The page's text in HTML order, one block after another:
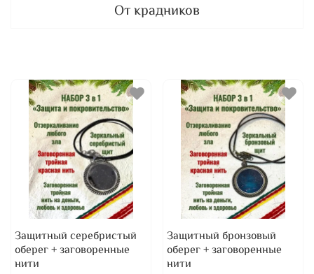
От крадников
Защитный серебристый
оберег + заговоренные
нити
Защитный бронзовый
оберег + заговоренные
нити